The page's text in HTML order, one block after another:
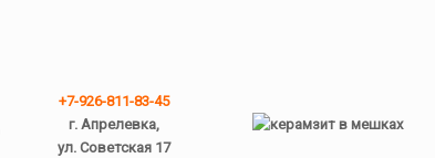
+7-926-811-83-45
г. Апрелевка,
ул. Советская 17